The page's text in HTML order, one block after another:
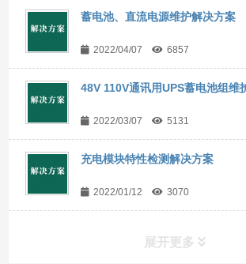
蓄电池、直流电源维护解决方案
2022/04/07 6857
48V 110V通讯用UPS蓄电池组维
2022/03/07 5131
充电模块特性检测解决方案
2022/01/12 3070
展开更多